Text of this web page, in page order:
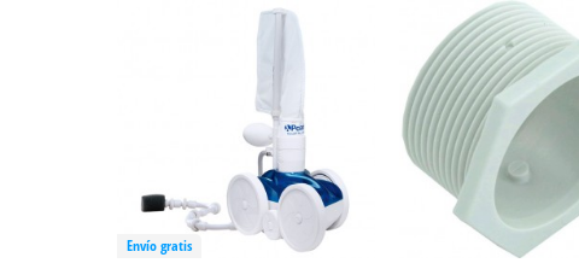
Envío gratis